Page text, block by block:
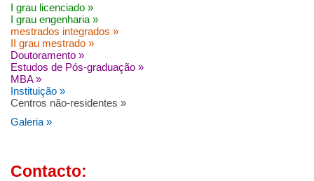
I grau licenciado »
I grau engenharia »
mestrados integrados »
II grau mestrado »
Doutoramento »
Estudos de Pós-graduação »
MBA »
Instituição »
Centros não-residentes »
Galeria »
Contacto: